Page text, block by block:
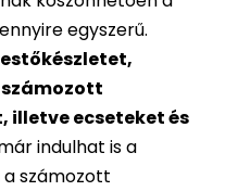
egyszerű.
illetve ecseteket és
indulhat is a
számozott